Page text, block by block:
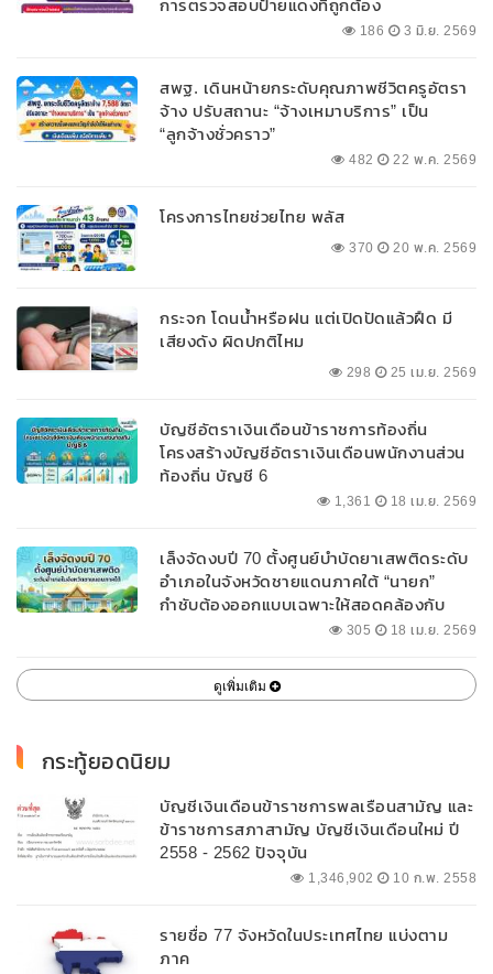
การตรวจสอบป้ายแดงที่ถูกต้อง
186 3 มิ.ย. 2569
สพฐ. เดินหน้ายกระดับคุณภาพชีวิตครูอัตรา
จ้าง ปรับสถานะ “จ้างเหมาบริการ” เป็น
“ลูกจ้างชั่วคราว”
482 22 พ.ค. 2569
โครงการไทยช่วยไทย พลัส
370 20 พ.ค. 2569
กระจก โดนน้ำหรือฝน แต่เปิดปัดแล้วฝืด มี
เสียงดัง ผิดปกติไหม
298 25 เม.ย. 2569
บัญชีอัตราเงินเดือนข้าราชการท้องถิ่น
โครงสร้างบัญชีอัตราเงินเดือนพนักงานส่วน
ท้องถิ่น บัญชี 6
1,361 18 เม.ย. 2569
เล็งจัดงบปี 70 ตั้งศูนย์บำบัดยาเสพติดระดับ
อำเภอในจังหวัดชายแดนภาคใต้ “นายก”
กำชับต้องออกแบบเฉพาะให้สอดคล้องกับ
305 18 เม.ย. 2569
ดูเพิ่มเติม
กระทู้ยอดนิยม
บัญชีเงินเดือนข้าราชการพลเรือนสามัญ และ
ข้าราชการสภาสามัญ บัญชีเงินเดือนใหม่ ปี
2558 - 2562 ปัจจุบัน
1,346,902 10 ก.พ. 2558
รายชื่อ 77 จังหวัดในประเทศไทย แบ่งตาม
ภาค